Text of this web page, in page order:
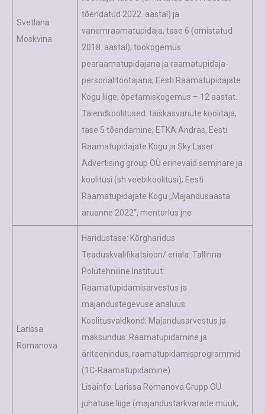
Svetlana
Moskvina
tõendatud 2022. aastal) ja
vanemraamatupidaja, tase 6 (omistatud
2018. aastal); töökogemus
pearaamatupidajana ja raamatupidaja-
personalitöötajana; Eesti Raamatupidajate
Kogu liige; õpetamiskogemus – 12 aastat.
Täiendkoolitused: täiskasvanute koolitaja,
tase 5 tõendamine; ETKA Andras, Eesti
Raamatupidajate Kogu ja Sky Laser
Advertising group OÜ erinevaid seminare ja
koolitusi (sh veebikoolitusi); Eesti
Raamatupidajate Kogu „Majandusaasta
aruanne 2022“, mentorlus jne
Larissa
Romanova
Haridustase: Kõrgharidus
Teaduskvalifikatsioon/ eriala: Tallinna
Polütehniline Instituut:
Raamatupidamisarvestus ja
majandustegevuse analüüs
Koolitusvaldkond: Majandusarvestus ja
maksundus: Raamatupidamine ja
äriteenindus, raamatupidamisprogrammid
(1C-Raamatupidamine)
Lisainfo: Larissa Romanova Grupp OÜ
juhatuse liige (majandustarkvarade müük,